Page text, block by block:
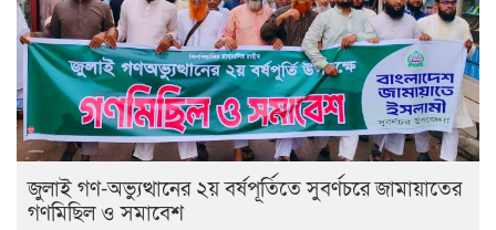
জুলাই গণ-অভ্যুত্থানের ২য় বর্ষপূর্তিতে সুবর্ণচরে জামায়াতের
গণমিছিল ও সমাবেশ